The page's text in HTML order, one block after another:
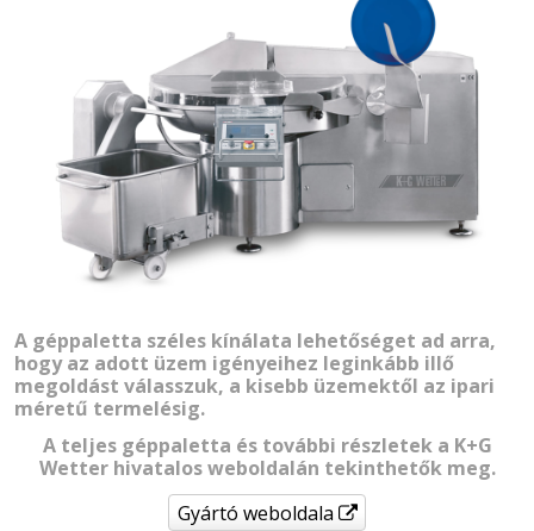
A géppaletta széles kínálata lehetőséget ad arra,
hogy az adott üzem igényeihez leginkább illő
megoldást válasszuk, a kisebb üzemektől az ipari
méretű termelésig.
A teljes géppaletta és további részletek a K+G
Wetter hivatalos weboldalán tekinthetők meg.
Gyártó weboldala